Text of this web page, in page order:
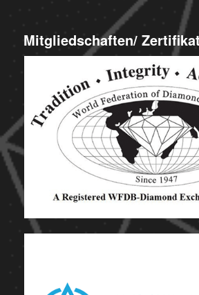
Mitgliedschaften/